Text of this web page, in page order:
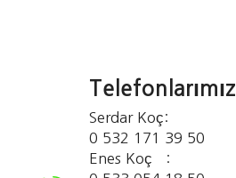
Telefonlarımız
Serdar Koç:
0 532 171 39 50
Enes Koç :